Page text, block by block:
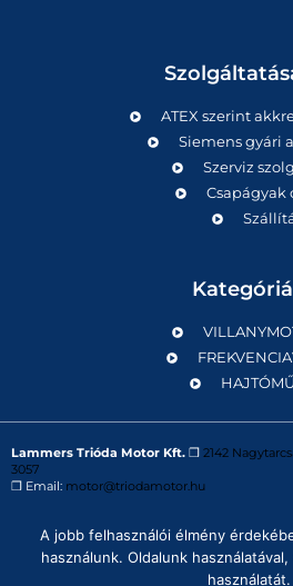
ATEX szerint
Siemens gyári
Szerviz
Csapágyak
Lammers Trióda Motor Kft. ❒ 2142
3057
❒ Email: motor@triodamotor.hu
Powered byDigit-Now Kft.
Adatvédelmi tájékoztató
A jobb felhasználói élmény
használunk. Oldalunk használatával,
használatát.